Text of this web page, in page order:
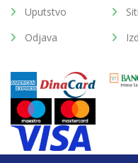
Uputstvo
Odjava